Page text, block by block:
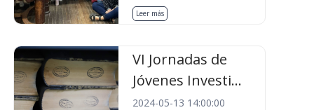
Leer más
VI Jornadas de
Jóvenes Investi...
2024-05-13 14:00:00